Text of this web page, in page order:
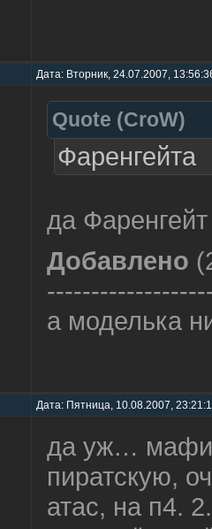
Дата: Вторник, 24.07.2007,
Quote (CroW)
Фаренгейта
да
Добавлено
а моделька
Дата: Пятница, 10.08.2007,
да уж…
пиратскую,
атас, на п4.